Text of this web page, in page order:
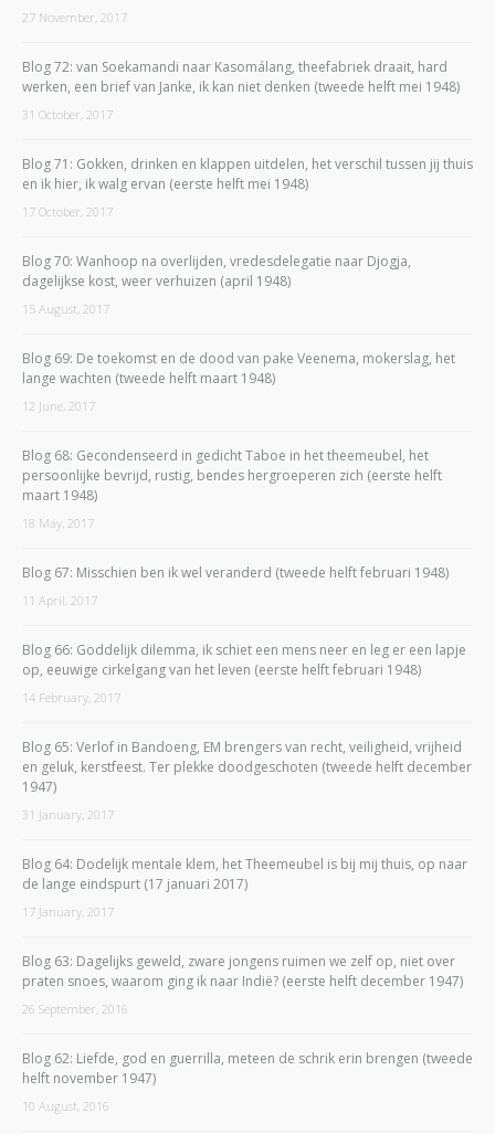
27 November, 2017
Blog 72: van Soekamandi naar Kasomálang, theefabriek draait, hard
werken, een brief van Janke, ik kan niet denken (tweede helft mei 1948)
31 October, 2017
Blog 71: Gokken, drinken en klappen uitdelen, het verschil tussen jij thuis
en ik hier, ik walg ervan (eerste helft mei 1948)
17 October, 2017
Blog 70: Wanhoop na overlijden, vredesdelegatie naar Djogja,
dagelijkse kost, weer verhuizen (april 1948)
15 August, 2017
Blog 69: De toekomst en de dood van pake Veenema, mokerslag, het
lange wachten (tweede helft maart 1948)
12 June, 2017
Blog 68: Gecondenseerd in gedicht Taboe in het theemeubel, het
persoonlijke bevrijd, rustig, bendes hergroeperen zich (eerste helft
maart 1948)
18 May, 2017
Blog 67: Misschien ben ik wel veranderd (tweede helft februari 1948)
11 April, 2017
Blog 66: Goddelijk dilemma, ik schiet een mens neer en leg er een lapje
op, eeuwige cirkelgang van het leven (eerste helft februari 1948)
14 February, 2017
Blog 65: Verlof in Bandoeng, EM brengers van recht, veiligheid, vrijheid
en geluk, kerstfeest. Ter plekke doodgeschoten (tweede helft december
1947)
31 January, 2017
Blog 64: Dodelijk mentale klem, het Theemeubel is bij mij thuis, op naar
de lange eindspurt (17 januari 2017)
17 January, 2017
Blog 63: Dagelijks geweld, zware jongens ruimen we zelf op, niet over
praten snoes, waarom ging ik naar Indië? (eerste helft december 1947)
26 September, 2016
Blog 62: Liefde, god en guerrilla, meteen de schrik erin brengen (tweede
helft november 1947)
10 August, 2016